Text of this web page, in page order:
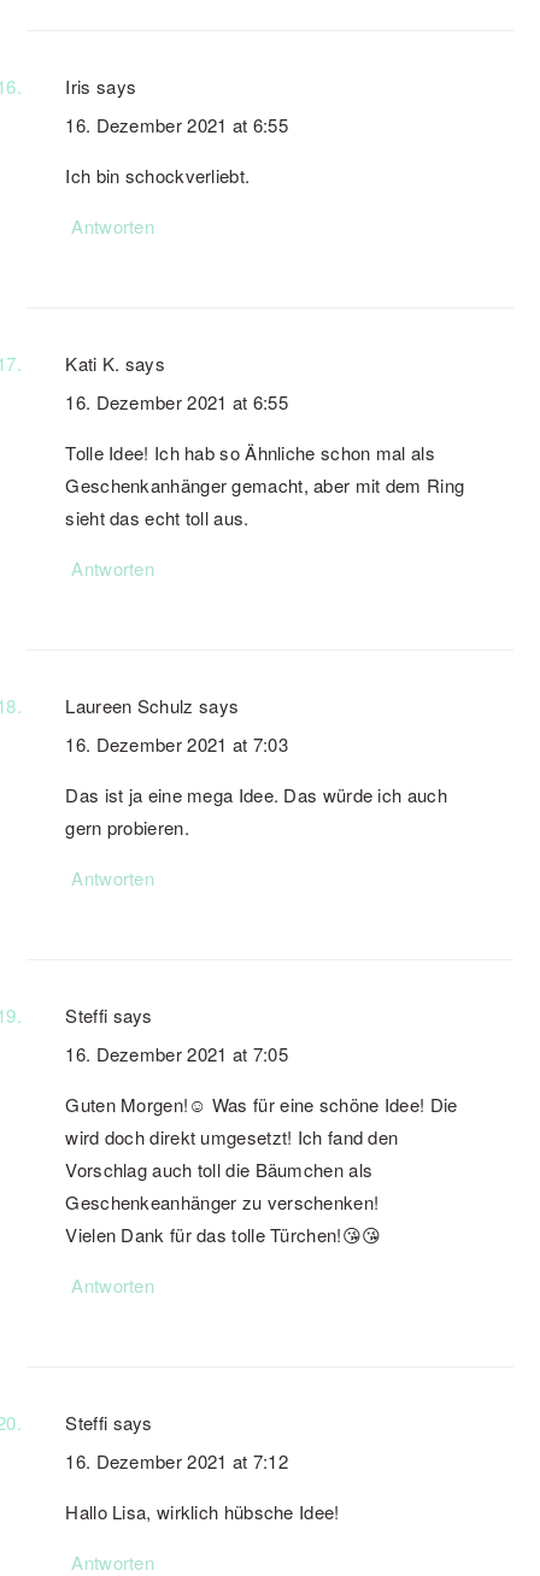
Iris says
16. Dezember 2021 at 6:55
Ich bin schockverliebt.
Antworten
Kati K. says
16. Dezember 2021 at 6:55
Tolle Idee! Ich hab so Ähnliche schon mal als
Geschenkanhänger gemacht, aber mit dem Ring
sieht das echt toll aus.
Antworten
Laureen Schulz says
16. Dezember 2021 at 7:03
Das ist ja eine mega Idee. Das würde ich auch
gern probieren.
Antworten
Steffi says
16. Dezember 2021 at 7:05
Guten Morgen!☺️ Was für eine schöne Idee! Die
wird doch direkt umgesetzt! Ich fand den
Vorschlag auch toll die Bäumchen als
Geschenkeanhänger zu verschenken!
Vielen Dank für das tolle Türchen!😘😘
Antworten
Steffi says
16. Dezember 2021 at 7:12
Hallo Lisa, wirklich hübsche Idee!
Antworten